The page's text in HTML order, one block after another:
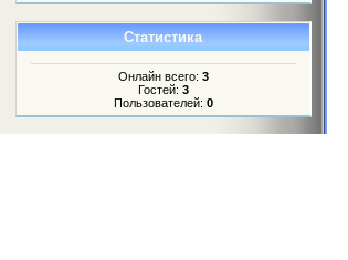
Статистика
Онлайн всего: 3
Гостей: 3
Пользователей: 0